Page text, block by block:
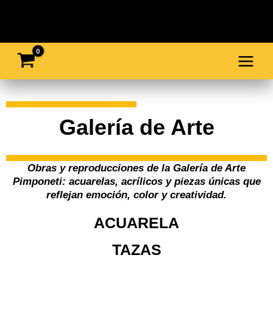
contenido
Galería de Arte
Obras y reproducciones de la Galería de Arte
Pimponeti: acuarelas, acrílicos y piezas únicas que
reflejan emoción, color y creatividad.
ACUARELA
TAZAS